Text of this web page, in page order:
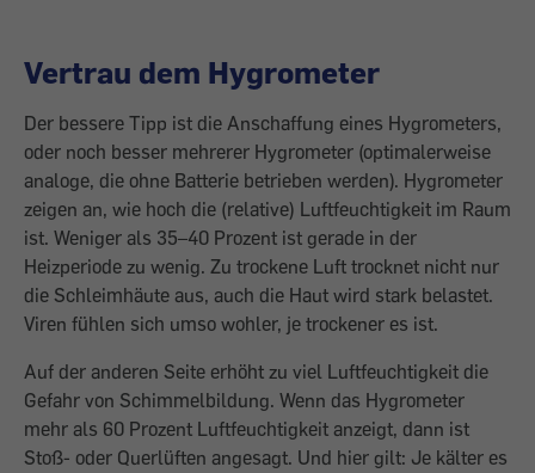
Vertrau dem Hygrometer
Der bessere Tipp ist die Anschaffung eines Hygrometers,
oder noch besser mehrerer Hygrometer (optimalerweise
analoge, die ohne Batterie betrieben werden). Hygrometer
zeigen an, wie hoch die (relative) Luftfeuchtigkeit im Raum
ist. Weniger als 35–40 Prozent ist gerade in der
Heizperiode zu wenig. Zu trockene Luft trocknet nicht nur
die Schleimhäute aus, auch die Haut wird stark belastet.
Viren fühlen sich umso wohler, je trockener es ist.
Auf der anderen Seite erhöht zu viel Luftfeuchtigkeit die
Gefahr von Schimmelbildung. Wenn das Hygrometer
mehr als 60 Prozent Luftfeuchtigkeit anzeigt, dann ist
Stoß- oder Querlüften angesagt. Und hier gilt: Je kälter es